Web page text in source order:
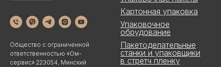
Общество с ограниченной
ответственностью «Ом-
сервис» 223054, Минский
Картонная упаковка
Упаковочное
обрудование
Пакетоделательные
станки и упаковщики
в стретч пленку